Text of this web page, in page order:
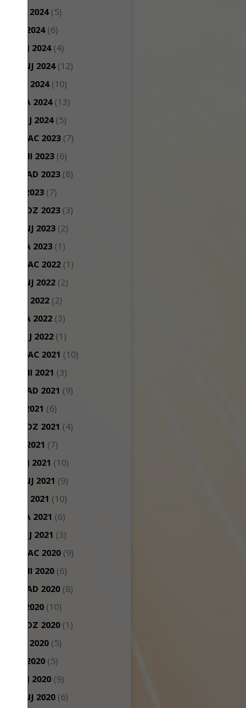
SRPANJ 2024(5)
LIPANJ 2024(6)
SVIBANJ 2024(4)
TRAVANJ 2024(12)
OŽUJAK 2024(10)
VELJAČA 2024(13)
SIJEČANJ 2024(5)
PROSINAC 2023 (7)
STUDENI 2023 (6)
LISTOPAD 2023 (8)
RUJAN 2023 (7)
KOLOVOZ 2023 (3)
TRAVANJ 2023 (2)
VELJAČA 2023 (1)
PROSINAC 2022 (1)
TRAVANJ 2022 (2)
OŽUJAK 2022 (2)
VELJAČA 2022 (3)
SIJEČANJ 2022 (1)
PROSINAC 2021 (10)
STUDENI 2021 (3)
LISTOPAD 2021 (9)
RUJAN 2021 (6)
KOLOVOZ 2021 (4)
LIPANJ 2021 (7)
SVIBANJ 2021 (10)
TRAVANJ 2021 (9)
OŽUJAK 2021 (10)
VELJAČA 2021 (6)
SIJEČANJ 2021 (3)
PROSINAC 2020 (9)
STUDENI 2020 (6)
LISTOPAD 2020 (8)
RUJAN 2020 (10)
KOLOVOZ 2020 (1)
SRPANJ 2020 (5)
LIPANJ 2020 (5)
SVIBANJ 2020 (9)
TRAVANJ 2020 (6)